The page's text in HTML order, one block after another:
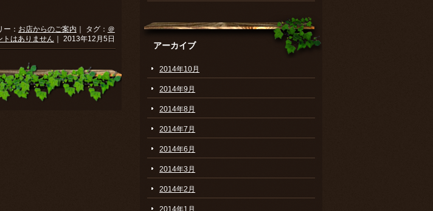
ー： お店からのご案内 ｜ タグ： ＠
トはありません ｜ 2013年12月5日
アーカイブ
2014年10月
2014年9月
2014年8月
2014年7月
2014年6月
2014年3月
2014年2月
2014年1月